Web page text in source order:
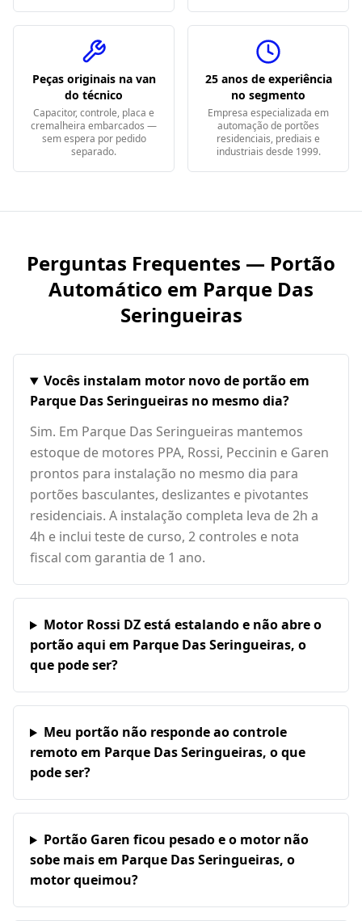
Peças originais na van
do técnico
Capacitor, controle, placa e
cremalheira embarcados —
sem espera por pedido
separado.
25 anos de experiência
no segmento
Empresa especializada em
automação de portões
residenciais, prediais e
industriais desde 1999.
Perguntas Frequentes — Portão
Automático em Parque Das
Seringueiras
Vocês instalam motor novo de portão em
Parque Das Seringueiras no mesmo dia?
Sim. Em Parque Das Seringueiras mantemos
estoque de motores PPA, Rossi, Peccinin e Garen
prontos para instalação no mesmo dia para
portões basculantes, deslizantes e pivotantes
residenciais. A instalação completa leva de 2h a
4h e inclui teste de curso, 2 controles e nota
fiscal com garantia de 1 ano.
Motor Rossi DZ está estalando e não abre o
portão aqui em Parque Das Seringueiras, o
que pode ser?
Meu portão não responde ao controle
remoto em Parque Das Seringueiras, o que
pode ser?
Portão Garen ficou pesado e o motor não
sobe mais em Parque Das Seringueiras, o
motor queimou?